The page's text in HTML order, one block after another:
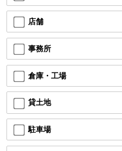
店舗
事務所
倉庫・工場
貸土地
駐車場